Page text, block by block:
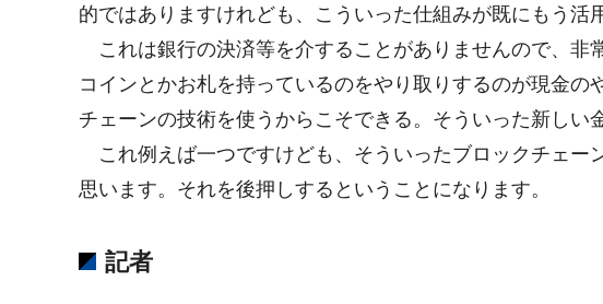
的ではありますけれども、こういった仕組みが既にもう活
これは銀行の決済等を介することがありませんので、非
コインとかお札を持っているのをやり取りするのが現金
チェーンの技術を使うからこそできる。そういった新しい
これ例えば一つですけども、そういったブロックチェー
思います。それを後押しするということになります。
記者